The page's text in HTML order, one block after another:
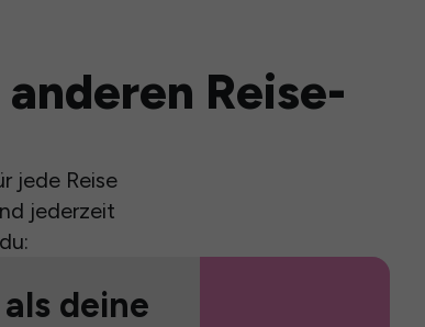
Reise-
jede Reise
jederzeit
deine